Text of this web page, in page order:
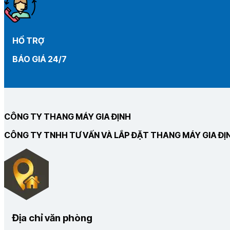
HỔ TRỢ
BÁO GIÁ 24/7
CÔNG TY THANG MÁY GIA ĐỊNH
CÔNG TY TNHH TƯ VẤN VÀ LẮP ĐẶT THANG MÁY GIA
Địa chỉ văn phòng